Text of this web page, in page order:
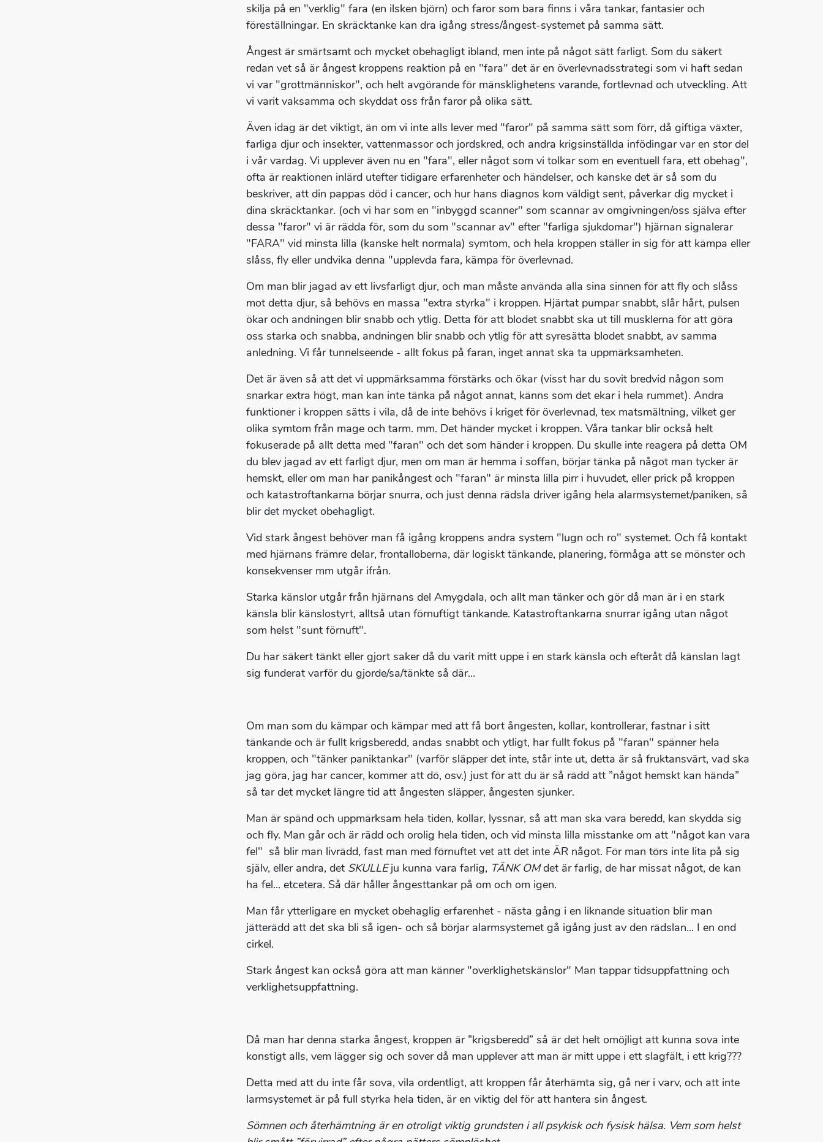
skilja på en "verklig" fara (en ilsken björn) och faror som bara finns i våra tankar, fantasier och
föreställningar. En skräcktanke kan dra igång stress/ångest-systemet på samma sätt.
Ångest är smärtsamt och mycket obehagligt ibland, men inte på något sätt farligt. Som du säkert
redan vet så är ångest kroppens reaktion på en "fara" det är en överlevnadsstrategi som vi haft sedan
vi var "grottmänniskor", och helt avgörande för mänsklighetens varande, fortlevnad och utveckling. Att
vi varit vaksamma och skyddat oss från faror på olika sätt.
Även idag är det viktigt, än om vi inte alls lever med "faror" på samma sätt som förr, då giftiga växter,
farliga djur och insekter, vattenmassor och jordskred, och andra krigsinställda infödingar var en stor del
i vår vardag. Vi upplever även nu en "fara", eller något som vi tolkar som en eventuell fara, ett obehag",
ofta är reaktionen inlärd utefter tidigare erfarenheter och händelser, och kanske det är så som du
beskriver, att din pappas död i cancer, och hur hans diagnos kom väldigt sent, påverkar dig mycket i
dina skräcktankar. (och vi har som en "inbyggd scanner" som scannar av omgivningen/oss själva efter
dessa "faror" vi är rädda för, som du som "scannar av" efter "farliga sjukdomar") hjärnan signalerar
"FARA" vid minsta lilla (kanske helt normala) symtom, och hela kroppen ställer in sig för att kämpa eller
slåss, fly eller undvika denna "upplevda fara, kämpa för överlevnad.
Om man blir jagad av ett livsfarligt djur, och man måste använda alla sina sinnen för att fly och slåss
mot detta djur, så behövs en massa "extra styrka" i kroppen. Hjärtat pumpar snabbt, slår hårt, pulsen
ökar och andningen blir snabb och ytlig. Detta för att blodet snabbt ska ut till musklerna för att göra
oss starka och snabba, andningen blir snabb och ytlig för att syresätta blodet snabbt, av samma
anledning. Vi får tunnelseende - allt fokus på faran, inget annat ska ta uppmärksamheten.
Det är även så att det vi uppmärksamma förstärks och ökar (visst har du sovit bredvid någon som
snarkar extra högt, man kan inte tänka på något annat, känns som det ekar i hela rummet). Andra
funktioner i kroppen sätts i vila, då de inte behövs i kriget för överlevnad, tex matsmältning, vilket ger
olika symtom från mage och tarm. mm. Det händer mycket i kroppen. Våra tankar blir också helt
fokuserade på allt detta med "faran" och det som händer i kroppen. Du skulle inte reagera på detta OM
du blev jagad av ett farligt djur, men om man är hemma i soffan, börjar tänka på något man tycker är
hemskt, eller om man har panikångest och "faran" är minsta lilla pirr i huvudet, eller prick på kroppen
och katastroftankarna börjar snurra, och just denna rädsla driver igång hela alarmsystemet/paniken, så
blir det mycket obehagligt.
Vid stark ångest behöver man få igång kroppens andra system "lugn och ro" systemet. Och få kontakt
med hjärnans främre delar, frontalloberna, där logiskt tänkande, planering, förmåga att se mönster och
konsekvenser mm utgår ifrån.
Starka känslor utgår från hjärnans del Amygdala, och allt man tänker och gör då man är i en stark
känsla blir känslostyrt, alltså utan förnuftigt tänkande. Katastroftankarna snurrar igång utan något
som helst "sunt förnuft".
Du har säkert tänkt eller gjort saker då du varit mitt uppe i en stark känsla och efteråt då känslan lagt
sig funderat varför du gjorde/sa/tänkte så där…
Om man som du kämpar och kämpar med att få bort ångesten, kollar, kontrollerar, fastnar i sitt
tänkande och är fullt krigsberedd, andas snabbt och ytligt, har fullt fokus på "faran" spänner hela
kroppen, och "tänker paniktankar" (varför släpper det inte, står inte ut, detta är så fruktansvärt, vad ska
jag göra, jag har cancer, kommer att dö, osv.) just för att du är så rädd att ”något hemskt kan hända”
så tar det mycket längre tid att ångesten släpper, ångesten sjunker.
Man är spänd och uppmärksam hela tiden, kollar, lyssnar, så att man ska vara beredd, kan skydda sig
och fly. Man går och är rädd och orolig hela tiden, och vid minsta lilla misstanke om att "något kan vara
fel" så blir man livrädd, fast man med förnuftet vet att det inte ÄR något. För man törs inte lita på sig
själv, eller andra, det SKULLEju kunna vara farlig, TÄNK OMdet är farlig, de har missat något, de kan
ha fel... etcetera. Så där håller ångesttankar på om och om igen.
Man får ytterligare en mycket obehaglig erfarenhet - nästa gång i en liknande situation blir man
jätterädd att det ska bli så igen- och så börjar alarmsystemet gå igång just av den rädslan... I en ond
cirkel.
Stark ångest kan också göra att man känner "overklighetskänslor" Man tappar tidsuppfattning och
verklighetsuppfattning.
Då man har denna starka ångest, kroppen är ”krigsberedd” så är det helt omöjligt att kunna sova inte
konstigt alls, vem lägger sig och sover då man upplever att man är mitt uppe i ett slagfält, i ett krig???
Detta med att du inte får sova, vila ordentligt, att kroppen får återhämta sig, gå ner i varv, och att inte
larmsystemet är på full styrka hela tiden, är en viktig del för att hantera sin ångest.
Sömnen och återhämtning är en otroligt viktig grundsten i all psykisk och fysisk hälsa. Vem som helst